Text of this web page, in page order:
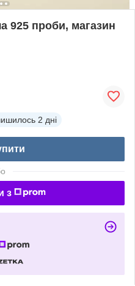
925 проби, магазин
2 дні
з